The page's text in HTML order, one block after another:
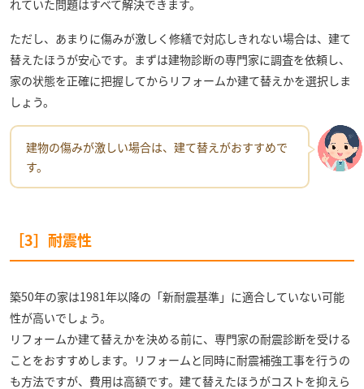
れていた問題はすべて解決できます。
ただし、あまりに傷みが激しく修繕で対応しきれない場合は、建て
替えたほうが安心です。まずは建物診断の専門家に調査を依頼し、
家の状態を正確に把握してからリフォームか建て替えかを選択しま
しょう。
建物の傷みが激しい場合は、建て替えがおすすめで
す。
［3］耐震性
築50年の家は1981年以降の「新耐震基準」に適合していない可能
性が高いでしょう。
リフォームか建て替えかを決める前に、専門家の耐震診断を受ける
ことをおすすめします。リフォームと同時に耐震補強工事を行うの
も方法ですが、費用は高額です。建て替えたほうがコストを抑えら